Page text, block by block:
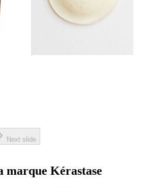
Next slide
marque Kérastase